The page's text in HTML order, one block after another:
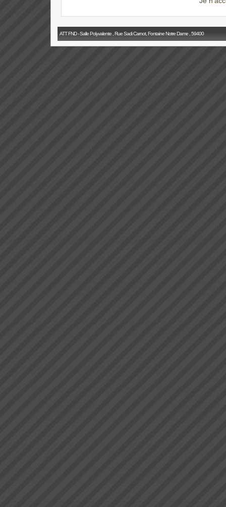
ATT FND - Salle Polyvalente , Rue Sadi Carnot, Fontaine Notre Dame , 59400